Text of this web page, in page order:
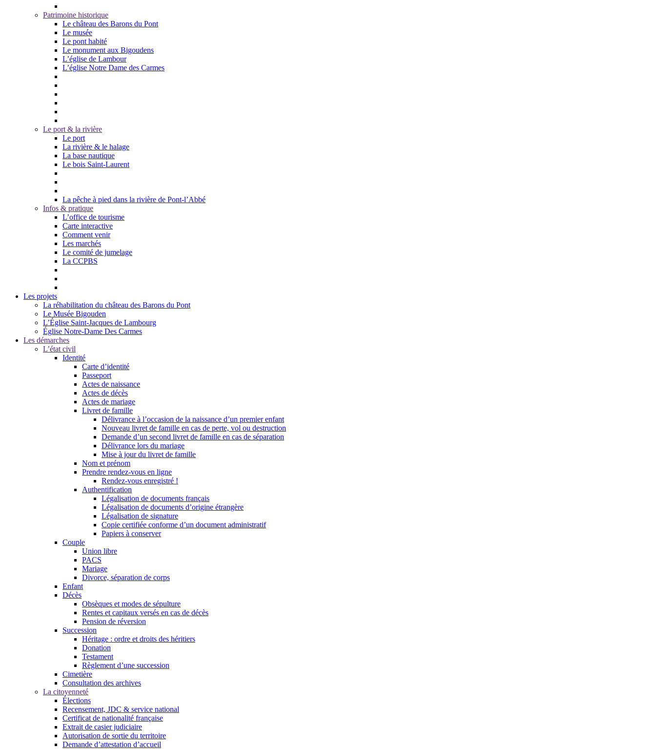
Patrimoine historique
Le château des Barons du Pont
Le musée
Le pont habité
Le monument aux Bigoudens
L’église de Lambour
L’église Notre Dame des Carmes
Le port & la rivière
Le port
La rivière & le halage
La base nautique
Le bois Saint-Laurent
La pêche à pied dans la rivière de Pont-l’Abbé
Infos & pratique
L’office de tourisme
Carte interactive
Comment venir
Les marchés
Le comité de jumelage
La CCPBS
Les projets
La réhabilitation du château des Barons du Pont
Le Musée Bigouden
L’Église Saint-Jacques de Lambourg
Église Notre-Dame Des Carmes
Les démarches
L’état civil
Identité
Carte d’identité
Passeport
Actes de naissance
Actes de décès
Actes de mariage
Livret de famille
Délivrance à l’occasion de la naissance d’un premier enfant
Nouveau livret de famille en cas de perte, vol ou destruction
Demande d’un second livret de famille en cas de séparation
Délivrance lors du mariage
Mise à jour du livret de famille
Nom et prénom
Prendre rendez-vous en ligne
Rendez-vous enregistré !
Authentification
Légalisation de documents français
Légalisation de documents d’origine étrangère
Légalisation de signature
Copie certifiée conforme d’un document administratif
Papiers à conserver
Couple
Union libre
PACS
Mariage
Divorce, séparation de corps
Enfant
Décès
Obsèques et modes de sépulture
Rentes et capitaux versés en cas de décès
Pension de réversion
Succession
Héritage : ordre et droits des héritiers
Donation
Testament
Règlement d’une succession
Cimetière
Consultation des archives
La citoyenneté
Élections
Recensement, JDC & service national
Certificat de nationalité française
Extrait de casier judiciaire
Autorisation de sortie du territoire
Demande d’attestation d’accueil